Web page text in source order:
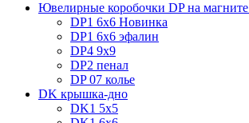
Ювелирные коробочки DP на магните
DP1 6x6 Новинка
DP1 6x6 эфалин
DP4 9x9
DP2 пенал
DP 07 колье
DK крышка-дно
DK1 5x5